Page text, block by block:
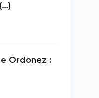
Ordonez :